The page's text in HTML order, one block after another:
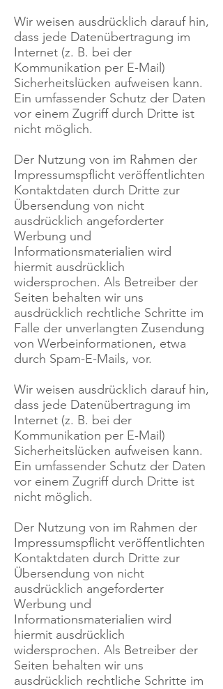
Wir weisen ausdrücklich darauf hin,
dass jede Datenübertragung im
Internet (z. B. bei der
Kommunikation per E-Mail)
Sicherheitslücken aufweisen kann.
Ein umfassender Schutz der Daten
vor einem Zugriff durch Dritte ist
nicht möglich.
Der Nutzung von im Rahmen der
Impressumspflicht veröffentlichten
Kontaktdaten durch Dritte zur
Übersendung von nicht
ausdrücklich angeforderter
Werbung und
Informationsmaterialien wird
hiermit ausdrücklich
widersprochen. Als Betreiber der
Seiten behalten wir uns
ausdrücklich rechtliche Schritte im
Falle der unverlangten Zusendung
von Werbeinformationen, etwa
durch Spam-E-Mails, vor.
Wir weisen ausdrücklich darauf hin,
dass jede Datenübertragung im
Internet (z. B. bei der
Kommunikation per E-Mail)
Sicherheitslücken aufweisen kann.
Ein umfassender Schutz der Daten
vor einem Zugriff durch Dritte ist
nicht möglich.
Der Nutzung von im Rahmen der
Impressumspflicht veröffentlichten
Kontaktdaten durch Dritte zur
Übersendung von nicht
ausdrücklich angeforderter
Werbung und
Informationsmaterialien wird
hiermit ausdrücklich
widersprochen. Als Betreiber der
Seiten behalten wir uns
ausdrücklich rechtliche Schritte im